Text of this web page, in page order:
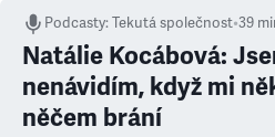
Podcasty:Tekutá společnost•39
Natálie Kocábová:
nenávidím, když mi
něčem brání